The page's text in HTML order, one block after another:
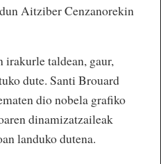
Aitziber Cenzanorekin
irakurle taldean, gaur,
dute. Santi Brouard
dio nobela grafiko
dinamizatzaileak
landuko dutena.